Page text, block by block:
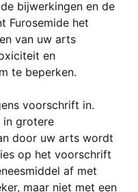
bijwerkingen en de
Furosemide het
van uw arts
en
te beperken.
voorschrift in.
in grotere
door uw arts wordt
op het voorschrift
af met
maar niet met een